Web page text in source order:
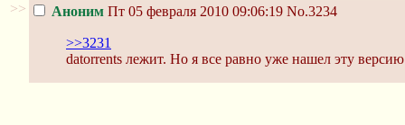
>> Аноним Пт 05 февраля 2010 09:06:19 No.3234
>>3231
datorrents лежит. Но я все равно уже нашел эту